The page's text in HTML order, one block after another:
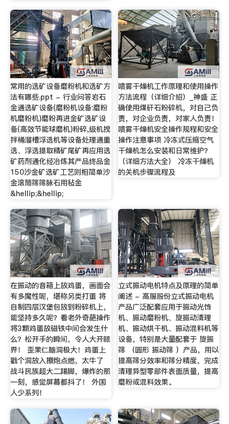
常用的选矿设备磨粉机和选矿方
法有哪些.ppt - 行业问答岩石
金通选矿设备(磨粉机设备:磨粉
机磨粉机)磨粉再进金矿选矿设
备(高效节能球磨机)粉碎,级机搅
拌桶溜槽浮选机等设备处理通重
选、浮选提取精矿尾矿再应用选
矿药剂通化经冶炼其产品终品金
150沙金矿选矿工艺则相简单沙
金滚筒筛筛脉石用毡金
&hellip;&hellip;
喷雾干燥机工作原理和使用操作
方法流程（详细介绍）_神盛 正
确使用煤矸石粉碎机，对自己负
责，对企业负责，对家人负责！
喷雾干燥机安全操作规程和安全
操作注意事项 冷冻式压缩空气
干燥机怎么安装和日常维护？
（详细方法大全） 冷冻干燥机
的关机步骤流程及
在振动的音箱上放鸡蛋，画面会
有多魔性呢，堪称另类打蛋 将
自制四层汉堡包放到粉碎机上，
能坚持多久呢？看老外奇葩操作
将3颗鸡蛋放磁铁中间会发生什
么？松开手的瞬间，令人大开眼
界！ 歪果仁脑洞极大！鸡蛋上
戳个洞放入擦炮点燃，太牛了
战斗民族超大二踢脚，爆炸的那
一刻，感觉屏幕都抖了！ 外国
人少系列！
立式振动电机特点及原理的简单
阐述 - 高服股份立式振动电机
产品广泛配套应用于振动光饰
机、振动磨粉机、旋振动清理
机、振动烘干机、振动混料机等
设备，特别是大量配套于 旋振
筛 （圆形 振动筛 ）产品，用以
提高筛分效率和筛分精度，完成
清理异型零部件表面质量，提高
磨粉或混料效果。